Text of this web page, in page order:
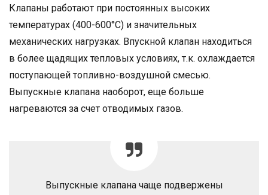
Клапаны работают при постоянных высоких
температурах (400-600°С) и значительных
механических нагрузках. Впускной клапан находиться
в более щадящих тепловых условиях, т.к. охлаждается
поступающей топливно-воздушной смесью.
Выпускные клапана наоборот, еще больше
нагреваются за счет отводимых газов.
Выпускные клапана чаще подвержены